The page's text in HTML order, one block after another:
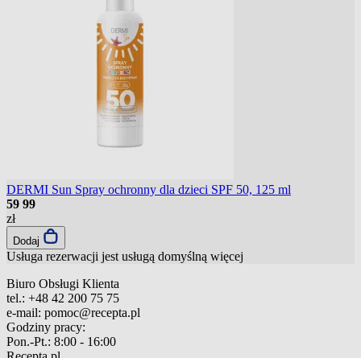
DERMI Sun Spray ochronny dla dzieci SPF 50, 125 ml
59 99
zł
Dodaj
Usługa rezerwacji jest usługą domyślną więcej
Biuro Obsługi Klienta
tel.: +48 42 200 75 75
e-mail: pomoc@recepta.pl
Godziny pracy:
Pon.-Pt.: 8:00 - 16:00